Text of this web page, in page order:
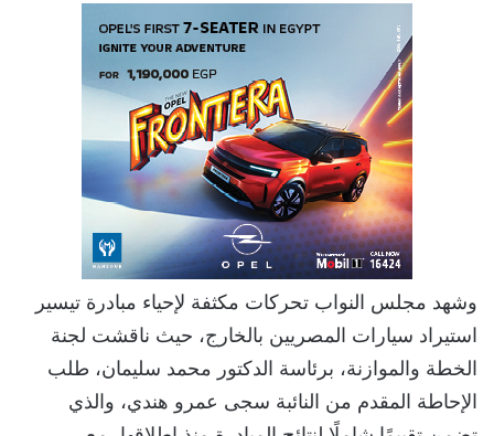
وشهد مجلس النواب تحركات مكثفة لإحياء مبادرة تيسير
استيراد سيارات المصريين بالخارج، حيث ناقشت لجنة
الخطة والموازنة، برئاسة الدكتور محمد سليمان، طلب
الإحاطة المقدم من النائبة سجى عمرو هندي، والذي